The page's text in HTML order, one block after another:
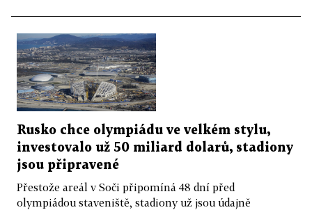
Rusko chce olympiádu ve velkém stylu,
investovalo už 50 miliard dolarů, stadiony
jsou připravené
Přestože areál v Soči připomíná 48 dní před
olympiádou staveniště, stadiony už jsou údajně